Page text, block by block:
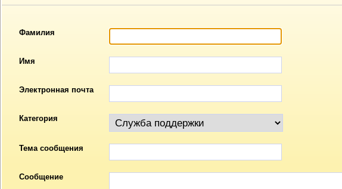
Фамилия
Имя
Электронная почта
Категория
Тема сообщения
Сообщение